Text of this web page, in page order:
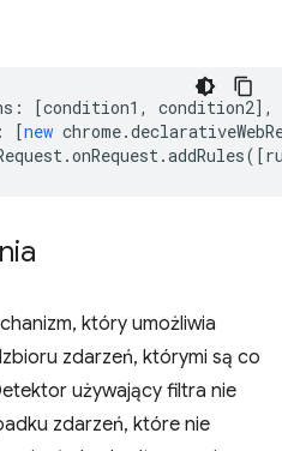
: [condition1 , condition2],
: [new chrome.
.onRequest.addRules([
który umożliwia
zdarzeń, którymi są co
używający filtra nie
zdarzeń, które nie